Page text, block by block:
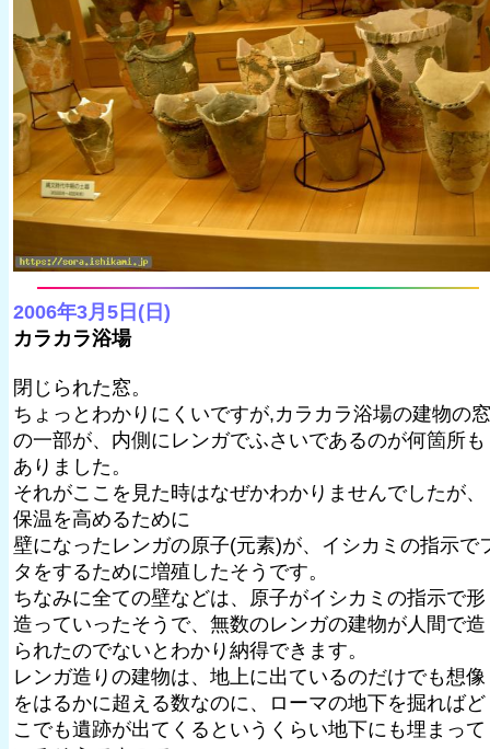
2006年3月5日(日)
カラカラ浴場
閉じられた窓。
ちょっとわかりにくいですが,カラカラ浴場の建物の窓
の一部が、内側にレンガでふさいであるのが何箇所も
ありました。
それがここを見た時はなぜかわかりませんでしたが、
保温を高めるために
壁になったレンガの原子(元素)が、イシカミの指示で
タをするために増殖したそうです。
ちなみに全ての壁などは、原子がイシカミの指示で形
造っていったそうで、無数のレンガの建物が人間で造
られたのでないとわかり納得できます。
レンガ造りの建物は、地上に出ているのだけでも想像
をはるかに超える数なのに、ローマの地下を掘ればど
こでも遺跡が出てくるというくらい地下にも埋まって